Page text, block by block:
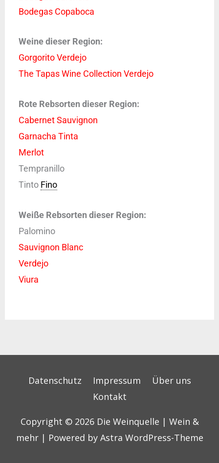
Bodegas Copaboca
Weine dieser Region:
Gorgorito Verdejo
The Tapas Wine Collection Verdejo
Rote Rebsorten dieser Region:
Cabernet Sauvignon
Garnacha Tinta
Merlot
Tempranillo
Tinto Fino
Weiße Rebsorten dieser Region:
Palomino
Sauvignon Blanc
Verdejo
Viura
Datenschutz Impressum
Über uns
Kontakt
Copyright © 2026 Die Weinquelle | Wein &
mehr| Powered by Astra WordPress-Theme